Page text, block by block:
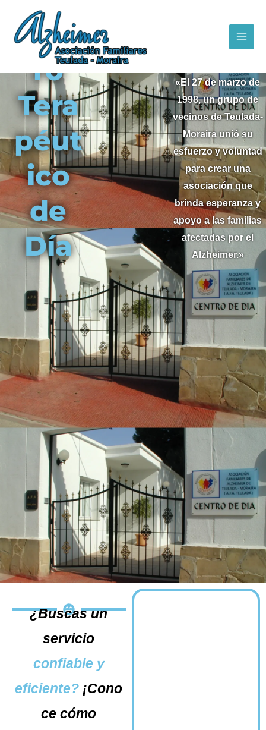
contenido
Cent
ro
Tera
péut
ico
de
Día
nuestro
Centro
«El 27 de marzo de
1998, un grupo de
vecinos de Teulada-
Moraira unió su
esfuerzo y voluntad
para crear una
asociación que
brinda esperanza y
apoyo a las familias
afectadas por el
Alzheimer.»
¿Buscas un
servicio
confiable y
eficiente? ¡Cono
ce cómo